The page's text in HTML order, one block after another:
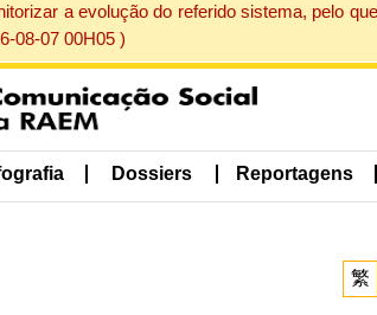
a evolução do referido sistema, pelo
08-07 00H05 )
Dossiers Reportagens
繁